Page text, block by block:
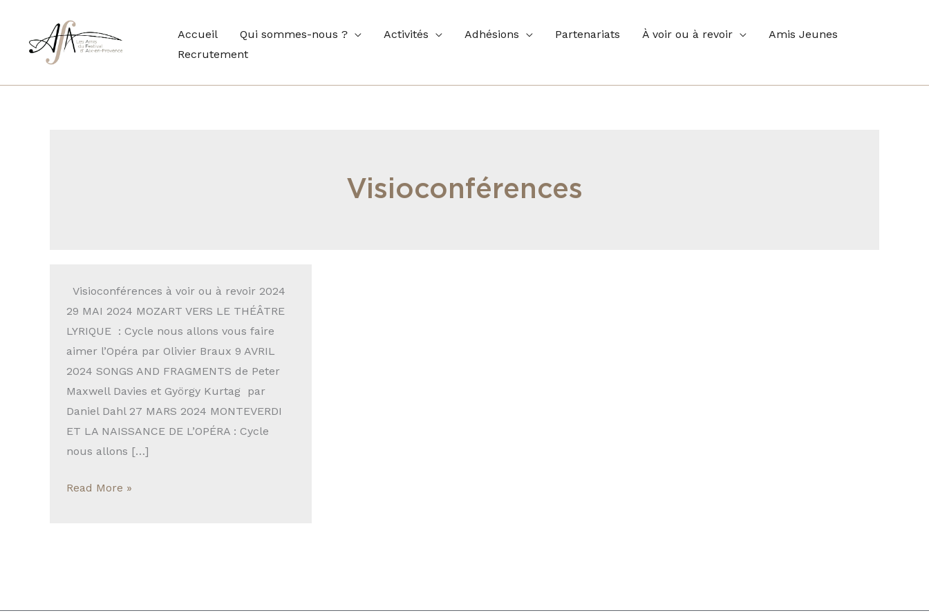
contenu
Accueil Qui sommes-nous ? Activités Adhésions Partenariats À voir ou à revoir
Amis Jeunes
Recrutement
Visioconférences
Visioconférences à voir ou à revoir 2024
29 MAI 2024 MOZART VERS LE THÉÂTRE
LYRIQUE : Cycle nous allons vous faire
aimer l’Opéra par Olivier Braux 9 AVRIL
2024 SONGS AND FRAGMENTS de Peter
Maxwell Davies et György Kurtag par
Daniel Dahl 27 MARS 2024 MONTEVERDI
ET LA NAISSANCE DE L’OPÉRA : Cycle
nous allons […]
Nos
visioconférences
Read More »